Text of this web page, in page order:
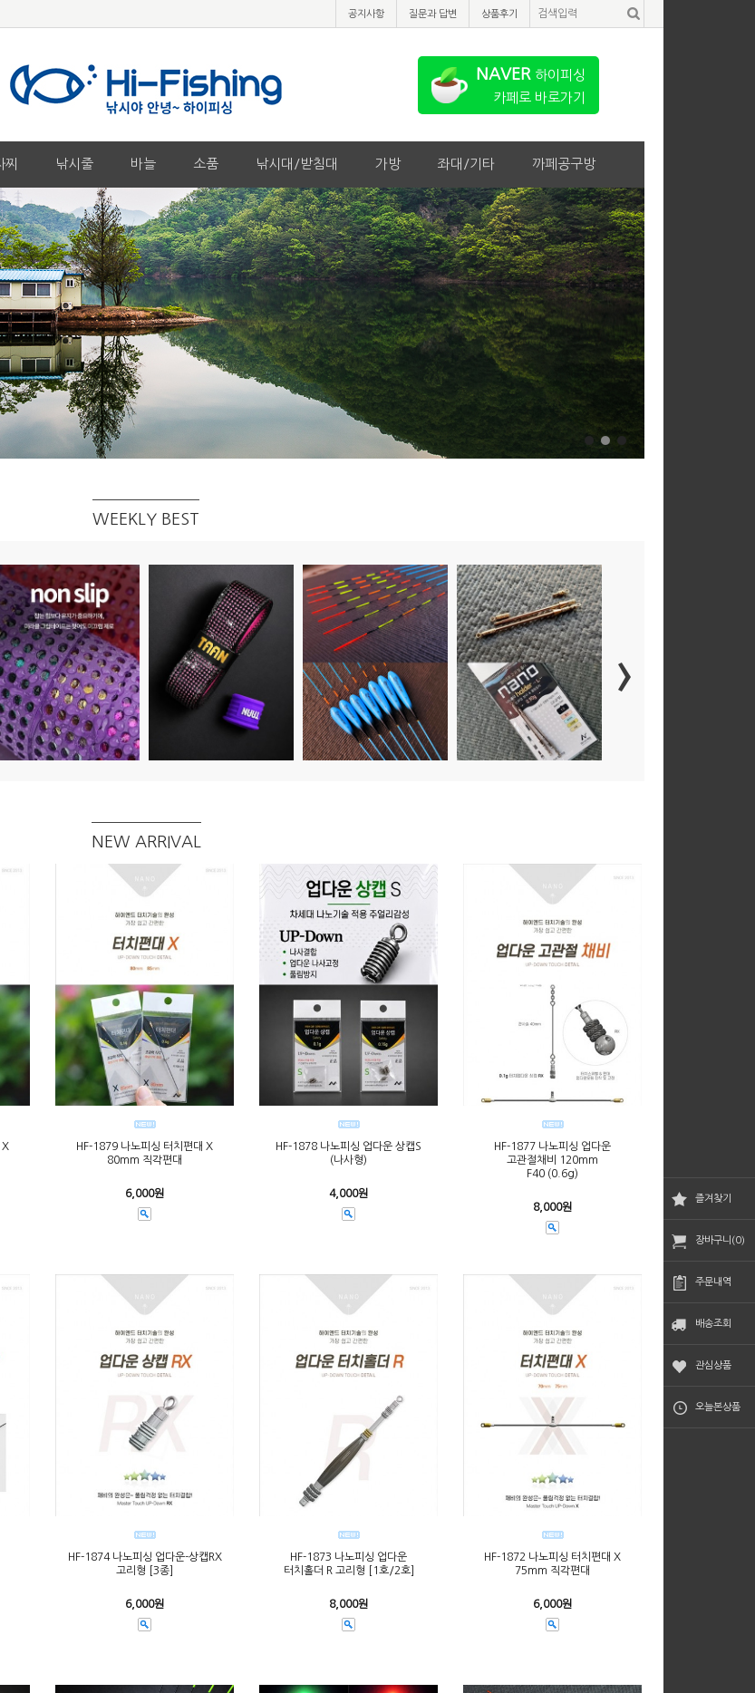
즐겨찾기
장바구니(0)
주문내역
배송조회
관심상품
오늘본상품
공지사항 질문과 답변 상품후기
낚시줄 바늘 소품 낚시대/받침대 가방 좌대/기타 까페공구방
NAVER 하이피싱
카페로 바로가기
WEEKLY BEST
NEW ARRIVAL
X
HF-1879 나노피싱 터치편대 X
80mm 직각편대
6,000원
HF-1878 나노피싱 업다운 상캡S
(나사형)
4,000원
HF-1877 나노피싱 업다운
고관절채비 120mm
F40 (0.6g)
8,000원
HF-1874 나노피싱 업다운-상캡RX
고리형 [3종]
6,000원
HF-1873 나노피싱 업다운
터치홀더 R 고리형 [1호/2호]
8,000원
HF-1872 나노피싱 터치편대 X
75mm 직각편대
6,000원